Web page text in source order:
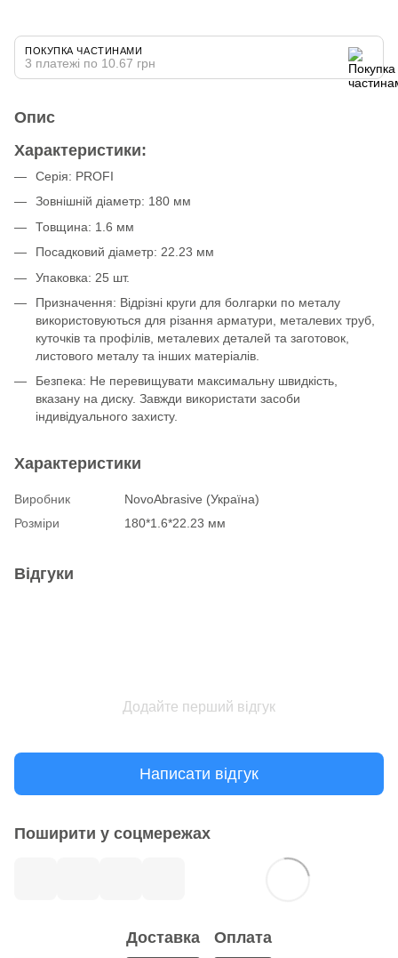
ПОКУПКА ЧАСТИНАМИ
3 платежі по 10.67 грн
Опис
Характеристики:
Серія: PROFI
Зовнішній діаметр: 180 мм
Товщина: 1.6 мм
Посадковий діаметр: 22.23 мм
Упаковка: 25 шт.
Призначення: Відрізні круги для болгарки по металу
використовуються для різання арматури, металевих труб,
куточків та профілів, металевих деталей та заготовок,
листового металу та інших матеріалів.
Безпека: Не перевищувати максимальну швидкість,
вказану на диску. Завжди використати засоби
індивідуального захисту.
Характеристики
Виробник
NovoAbrasive (Україна)
Розміри
180*1.6*22.23 мм
Відгуки
Додайте перший відгук
Написати відгук
Поширити у соцмережах
Доставка Оплата